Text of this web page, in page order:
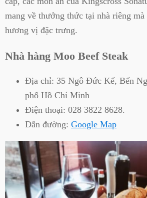
mang về thưởng thức tại nhà riêng
hương vị đặc trưng.
Nhà hàng Moo Beef Steak
Địa chỉ: 35 Ngô Đức Kế, Bến
phố Hồ Chí Minh
Điện thoại: 028 3822 8628.
Dẫn đường: Google Map